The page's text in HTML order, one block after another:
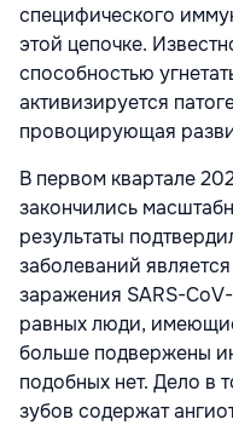
специфического
этой цепочке.
способностью
активизируется
провоцирующая
В первом квартале
закончились
результаты
заболеваний
заражения SARS-
равных люди,
больше подвержены
подобных нет. Дело в
зубов содержат